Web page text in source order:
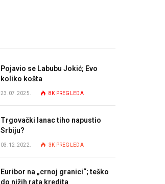
Pojavio se Labubu Jokić; Evo
koliko košta
23.07.2025. 8K PREGLEDA
Trgovački lanac tiho napustio
Srbiju?
03.12.2022. 3K PREGLEDA
Euribor na „crnoj granici“; teško
do nižih rata kredita